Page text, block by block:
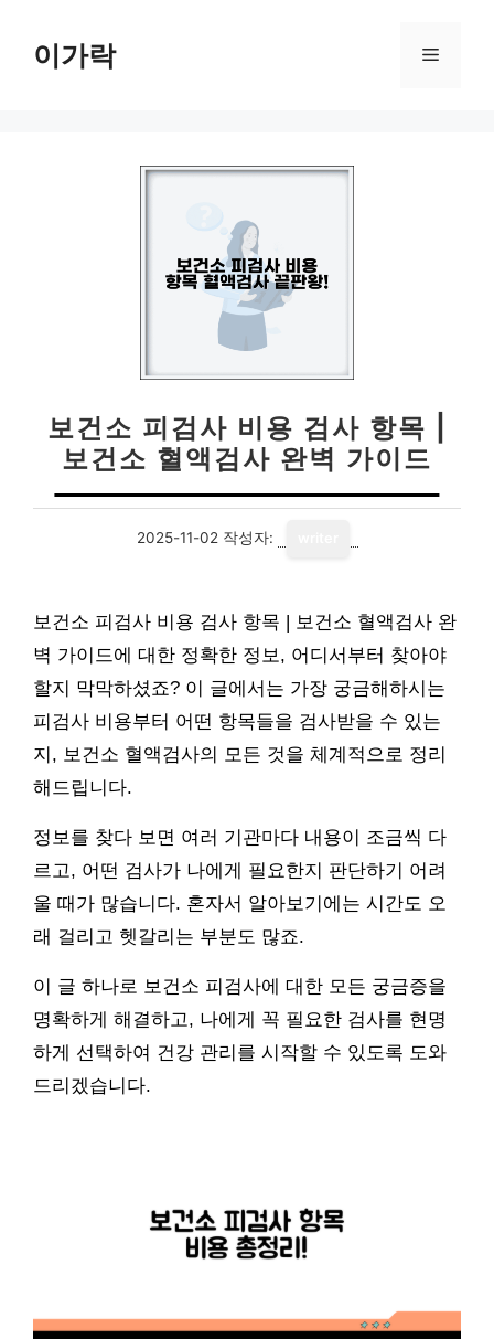
이가락 메
보건소 피검사 비용 검사 항목 |
보건소 혈액검사 완벽 가이드
2025-11-02 작성자:
보건소 피검사 비용 검사 항목 | 보건소 혈액검사 완
벽 가이드에 대한 정확한 정보, 어디서부터 찾아야
할지 막막하셨죠? 이 글에서는 가장 궁금해하시는
피검사 비용부터 어떤 항목들을 검사받을 수 있는
지, 보건소 혈액검사의 모든 것을 체계적으로 정리
해드립니다.
정보를 찾다 보면 여러 기관마다 내용이 조금씩 다
르고, 어떤 검사가 나에게 필요한지 판단하기 어려
울 때가 많습니다. 혼자서 알아보기에는 시간도 오
래 걸리고 헷갈리는 부분도 많죠.
이 글 하나로 보건소 피검사에 대한 모든 궁금증을
명확하게 해결하고, 나에게 꼭 필요한 검사를 현명
하게 선택하여 건강 관리를 시작할 수 있도록 도와
드리겠습니다.